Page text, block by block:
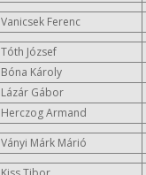
Vanicsek Ferenc
Tóth József
Bóna Károly
Lázár Gábor
Herczog Armand
Ványi Márk Márió